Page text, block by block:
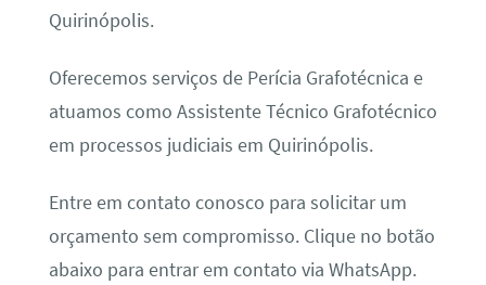
Quirinópolis.
Oferecemos serviços de Perícia Grafotécnica e
atuamos como Assistente Técnico Grafotécnico
em processos judiciais em Quirinópolis.
Entre em contato conosco para solicitar um
orçamento sem compromisso. Clique no botão
abaixo para entrar em contato via WhatsApp.